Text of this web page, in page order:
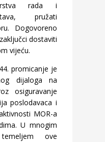
rada i
pružati
Dogovoreno
dostaviti
vijeću.
promicanje je
dijaloga na
osiguravanje
poslodavaca i
MOR-a
U mnogim
ove